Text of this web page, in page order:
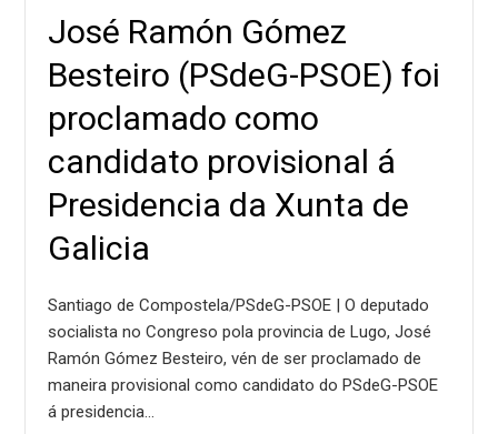
José Ramón Gómez
Besteiro (PSdeG-PSOE) foi
proclamado como
candidato provisional á
Presidencia da Xunta de
Galicia
Santiago de Compostela/PSdeG-PSOE | O deputado
socialista no Congreso pola provincia de Lugo, José
Ramón Gómez Besteiro, vén de ser proclamado de
maneira provisional como candidato do PSdeG-PSOE
á presidencia…